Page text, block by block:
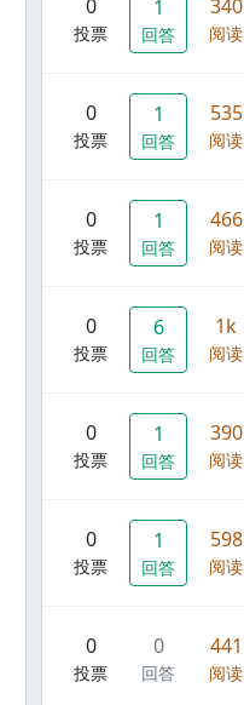
0
投票
1
回答
340
阅读
0
投票
1
回答
535
阅读
0
投票
1
回答
466
阅读
0
投票
6
回答
1k
阅读
0
投票
1
回答
390
阅读
0
投票
1
回答
598
阅读
0
投票
0
回答
441
阅读